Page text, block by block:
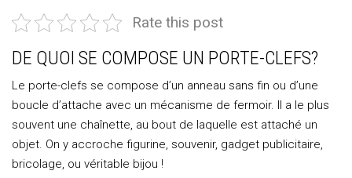
Rate this post
DE QUOI SE COMPOSE UN PORTE-CLEFS?
Le porte-clefs se compose d’un anneau sans fin ou d’une
boucle d’attache avec un mécanisme de fermoir. Il a le plus
souvent une chaînette, au bout de laquelle est attaché un
objet. On y accroche figurine, souvenir, gadget publicitaire,
bricolage, ou véritable bijou !